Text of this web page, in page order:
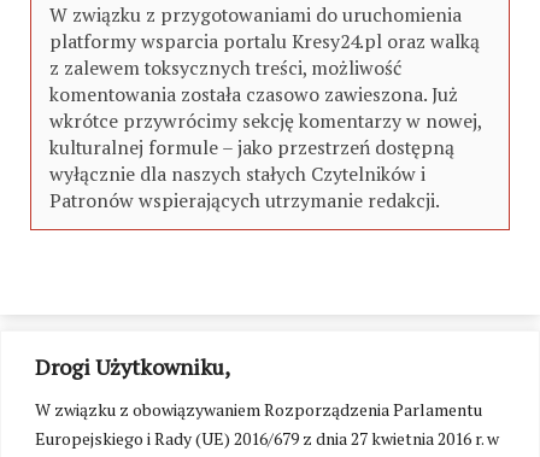
Drogi Użytkowniku,
W związku z obowiązywaniem Rozporządzenia Parlamentu
Europejskiego i Rady (UE) 2016/679 z dnia 27 kwietnia 2016 r. w
W związku z przygotowaniami do uruchomienia
platformy wsparcia portalu Kresy24.pl oraz walką
z zalewem toksycznych treści, możliwość
komentowania została czasowo zawieszona. Już
wkrótce przywrócimy sekcję komentarzy w nowej,
kulturalnej formule – jako przestrzeń dostępną
wyłącznie dla naszych stałych Czytelników i
Patronów wspierających utrzymanie redakcji.